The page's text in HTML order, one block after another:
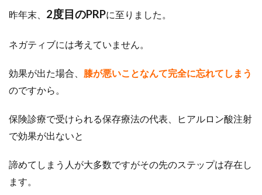
昨年末、 2度目のPRPに至りました。
ネガティブには考えていません。
効果が出た場合、 膝が悪いことなんて完全に忘れてしまう
のですから。
保険診療で受けられる保存療法の代表、ヒアルロン酸注射
で効果が出ないと
諦めてしまう人が大多数ですがその先のステップは存在し
ます。